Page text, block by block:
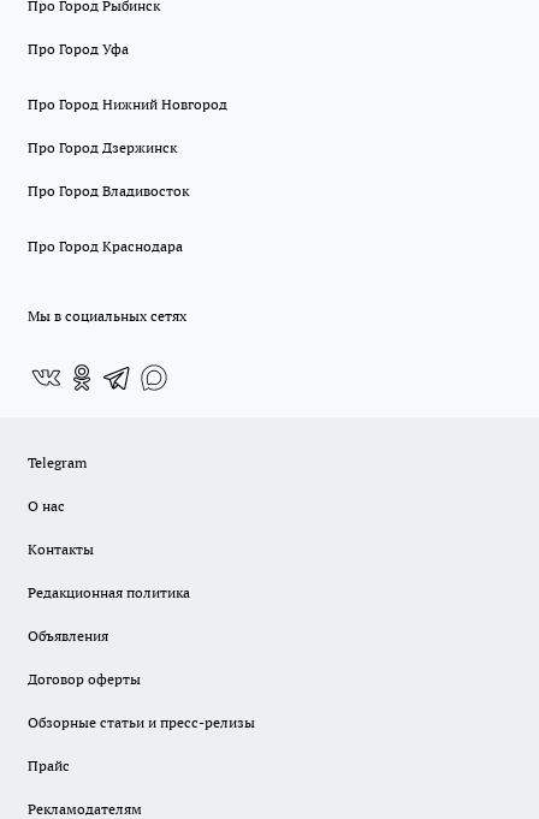
Про Город Рыбинск
Про Город Уфа
Про Город Нижний Новгород
Про Город Дзержинск
Про Город Владивосток
Про Город Краснодара
Мы в социальных сетях
Telegram
О нас
Контакты
Редакционная политика
Объявления
Договор оферты
Обзорные статьи и пресс-релизы
Прайс
Рекламодателям